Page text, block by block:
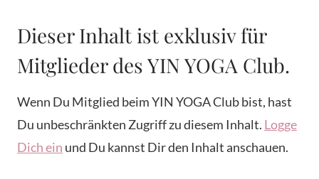
Dieser Inhalt ist exklusiv für
Mitglieder des YIN YOGA Club.
Wenn Du Mitglied beim YIN YOGA Club bist, hast
Du unbeschränkten Zugriff zu diesem Inhalt. Logge
Dich ein und Du kannst Dir den Inhalt anschauen.